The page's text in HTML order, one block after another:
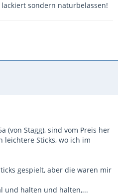
sondern naturbelassen!
(von Stagg), sind vom Preis her
leichtere Sticks, wo ich im
gespielt, aber die waren mir
und halten und halten,...